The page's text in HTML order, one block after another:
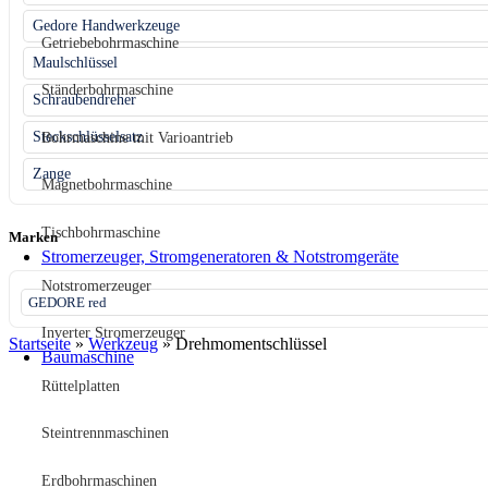
Getriebebohrmaschine
Ständerbohrmaschine
Bohrmaschine mit Varioantrieb
Magnetbohrmaschine
Tischbohrmaschine
Stromerzeuger, Stromgeneratoren & Notstromgeräte
Notstromerzeuger
Inverter Stromerzeuger
Baumaschine
Rüttelplatten
Steintrennmaschinen
Erdbohrmaschinen
Gedore Handwerkzeuge
Maulschlüssel
Schraubendreher
Steckschlüsselsatz
Zange
Marken
GEDORE red
Startseite»Werkzeug»Drehmomentschlüssel